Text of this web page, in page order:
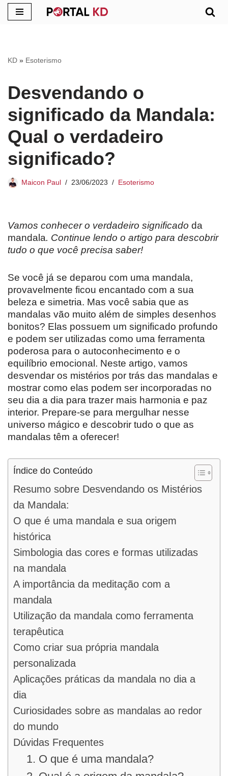
conteúdo
KD » Esoterismo
Desvendando o
significado da Mandala:
Qual o verdadeiro
significado?
Maicon Paul 23/06/2023 Esoterismo
Vamos conhecer o verdadeiro significado da
mandala. Continue lendo o artigo para descobrir
tudo o que você precisa saber!
Se você já se deparou com uma mandala,
provavelmente ficou encantado com a sua
beleza e simetria. Mas você sabia que as
mandalas vão muito além de simples desenhos
bonitos? Elas possuem um significado profundo
e podem ser utilizadas como uma ferramenta
poderosa para o autoconhecimento e o
equilíbrio emocional. Neste artigo, vamos
desvendar os mistérios por trás das mandalas e
mostrar como elas podem ser incorporadas no
seu dia a dia para trazer mais harmonia e paz
interior. Prepare-se para mergulhar nesse
universo mágico e descobrir tudo o que as
mandalas têm a oferecer!
Índice do Conteúdo
Resumo sobre Desvendando os Mistérios
da Mandala:
O que é uma mandala e sua origem
histórica
Simbologia das cores e formas utilizadas
na mandala
A importância da meditação com a
mandala
Utilização da mandala como ferramenta
terapêutica
Como criar sua própria mandala
personalizada
Aplicações práticas da mandala no dia a
dia
Curiosidades sobre as mandalas ao redor
do mundo
Dúvidas Frequentes
1. O que é uma mandala?